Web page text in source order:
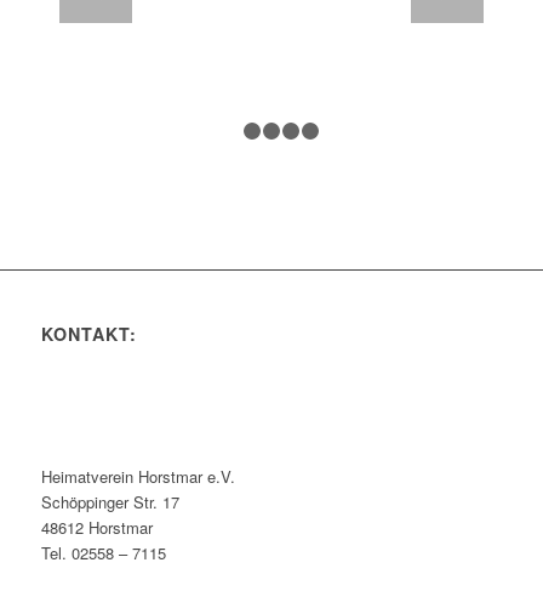
KONTAKT:
Heimatverein Horstmar e.V.
Schöppinger Str. 17
48612 Horstmar
Tel. 02558 – 7115